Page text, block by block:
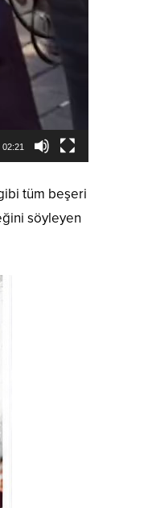
02:21
tüm beşeri
söyleyen